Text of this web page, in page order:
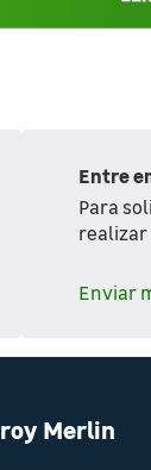
Entre
Para
realizar
Enviar
Merlin